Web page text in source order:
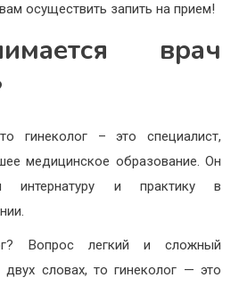
осуществить запить на прием!
врач
гинеколог – это специалист,
медицинское образование. Он
интернатуру и практику в
Вопрос легкий и сложный
словах, то гинеколог — это